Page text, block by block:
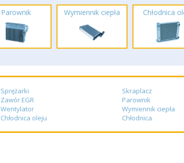
Parownik Wymiennik ciepła Chłodnica
Sprężarki Skraplacz
Zawór EGR
Parownik
Wentylator
Wymiennik ciepła
Chłodnica oleju
Chłodnica